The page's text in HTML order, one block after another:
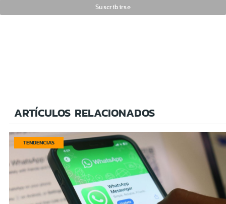
ARTÍCULOS RELACIONADOS
TENDENCIAS